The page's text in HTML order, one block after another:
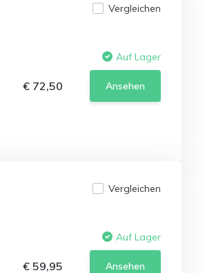
Vergleichen
Auf Lager
€ 72,50 Ansehen
Vergleichen
Auf Lager
€ 59,95 Ansehen